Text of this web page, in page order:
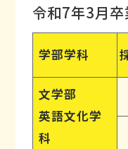
令和7年3月
学部学科
文学部
英語文化学
科